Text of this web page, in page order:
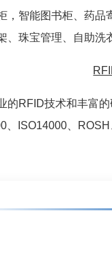
，智能图书柜、药品
、珠宝管理、自助洗
的RFID技术和丰富的
、ISO14000、